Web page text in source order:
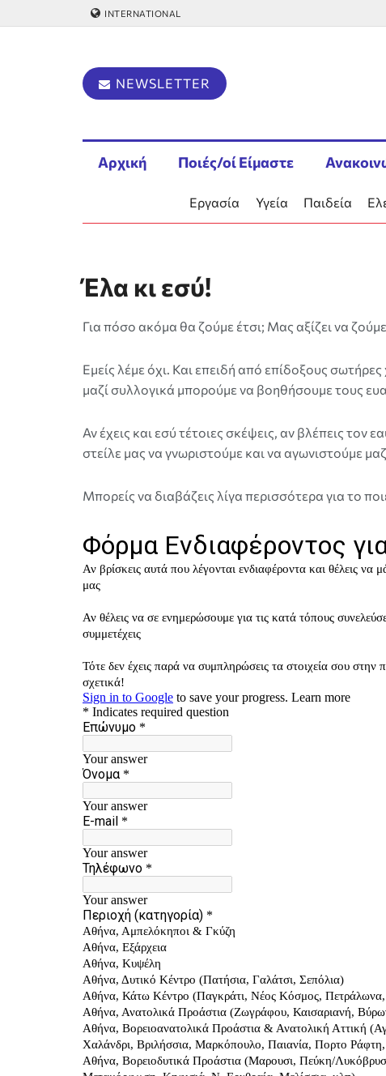
INTERNATIONAL
NEWSLETTER
Αρχική Ποιές/οί Είμαστε
Εργασία Υγεία Παιδεία
Έλα κι εσύ!
Για πόσο ακόμα θα ζούμε έτσι; Μας αξίζει να
Εμείς λέμε όχι. Και επειδή από επίδοξους
μαζί συλλογικά μπορούμε να βοηθήσουμε τους
Αν έχεις και εσύ τέτοιες σκέψεις, αν βλέπεις
στείλε μας να γνωριστούμε και να αγωνιστούμε
Μπορείς να διαβάζεις λίγα περισσότερα για το